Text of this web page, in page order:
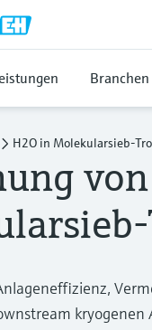
Branchen
H2O in Molekularsieb-
kryogenen